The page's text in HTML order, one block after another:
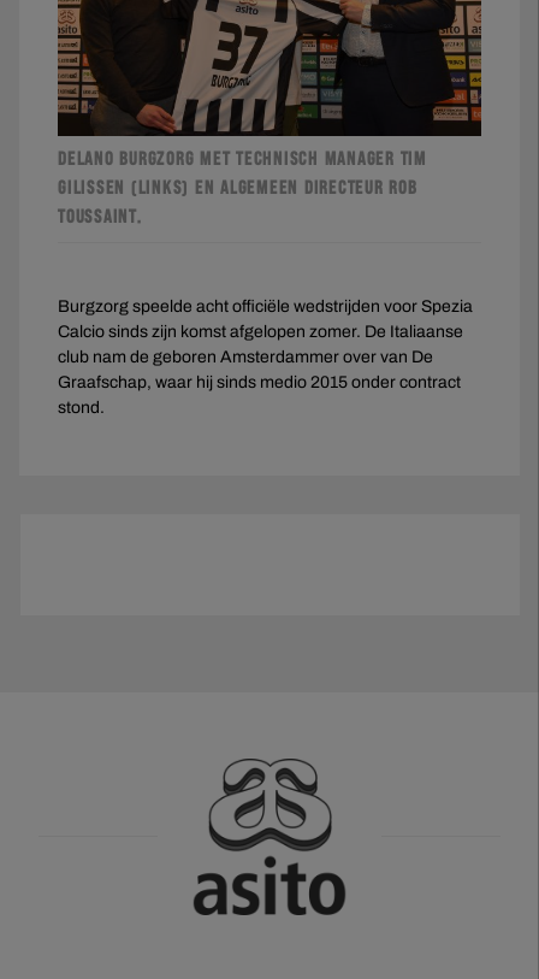
DELANO BURGZORG MET TECHNISCH MANAGER TIM
GILISSEN (LINKS) EN ALGEMEEN DIRECTEUR ROB
TOUSSAINT.
Burgzorg speelde acht officiële wedstrijden voor Spezia
Calcio sinds zijn komst afgelopen zomer. De Italiaanse
club nam de geboren Amsterdammer over van De
Graafschap, waar hij sinds medio 2015 onder contract
stond.